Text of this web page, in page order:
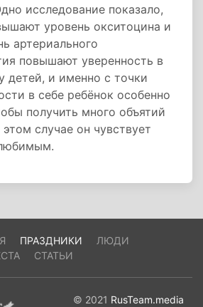
исследование показало,
уровень окситоцина и
артериального
повышают уверенность в
детей, и именно с точки
в себе ребёнок особенно
получить много объятий
случае он чувствует
ПРАЗДНИКИ
ЛЮДИ
СТАТЬИ
© 2021 RusTeam.media